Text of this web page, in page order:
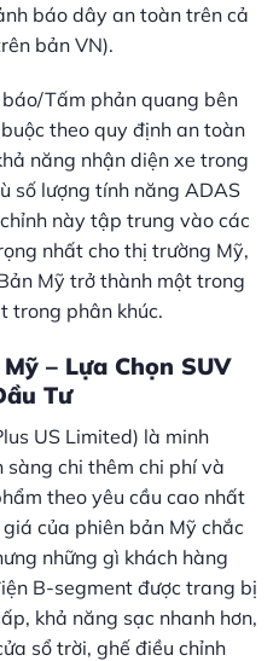
báo dây an toàn trên cả
bản VN).
Tấm phản quang bên
theo quy định an toàn
năng nhận diện xe trong
số lượng tính năng ADAS
này tập trung vào các
nhất cho thị trường Mỹ,
Mỹ trở thành một trong
trong phân khúc.
– Lựa Chọn SUV
Tư
US Limited) là minh
chi thêm chi phí và
theo yêu cầu cao nhất
của phiên bản Mỹ chắc
những gì khách hàng
B-segment được trang bị
khả năng sạc nhanh hơn,
sổ trời, ghế điều chỉnh